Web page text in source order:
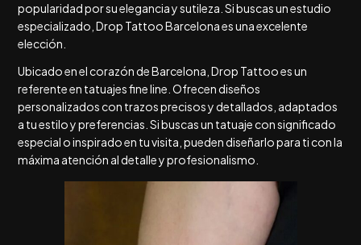
popularidad por su elegancia y sutileza. Si buscas un estudio
especializado, Drop Tattoo Barcelona es una excelente
elección.
Ubicado en el corazón de Barcelona, Drop Tattoo es un
referente en tatuajes fine line. Ofrecen diseños
personalizados con trazos precisos y detallados, adaptados
a tu estilo y preferencias. Si buscas un tatuaje con significado
especial o inspirado en tu visita, pueden diseñarlo para ti con la
máxima atención al detalle y profesionalismo.